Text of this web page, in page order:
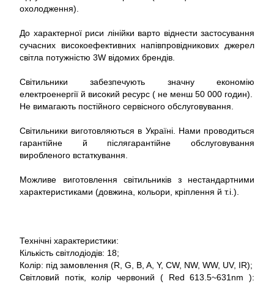
охолодження).
До характерної риси лінійки варто віднести застосування
сучасних високоефективних напівпровідникових джерел
світла потужністю 3W відомих брендів.
Світильники забезпечують значну економію
електроенергії й високий ресурс ( не менш 50 000 годин).
Не вимагають постійного сервісного обслуговування.
Світильники виготовляються в Україні. Нами проводиться
гарантійне й післягарантійне обслуговування
виробленого встаткування.
Можливе виготовлення світильників з нестандартними
характеристиками (довжина, кольори, кріплення й т.і.).
Технічні характеристики:
Кількість світлодіодів: 18;
Колір: під замовлення (R, G, B, A, Y, CW, NW, WW, UV, IR);
Світловий потік, колір червоний ( Red 613.5~631nm ):